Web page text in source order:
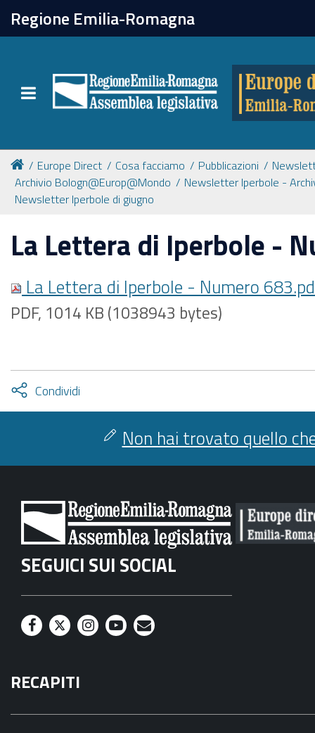
Regione Emilia-Romagna
Toggle navigation
chiudi
Attività
Formazione
Eventi
Tutte le notizie
Newsletter
Europe Direct Cosa facciamo Pubblicazioni
Archivio Bologn@Europ@Mondo
Newsletter Iperbole -
Newsletter Iperbole di giugno
La Lettera di Iperbole -
La Lettera di Iperbole - Numero
PDF, 1014 KB (1038943 bytes)
Condividi
facebook
twitter
Attiva
condividi
Non hai trovato quello
SEGUICI SUI SOCIAL
F
c
e
T
i
t
I
t
Y
t
M
l
RECAPITI